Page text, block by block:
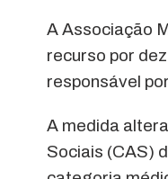
A Associação
recurso por
responsável
A medida
Sociais (CAS)